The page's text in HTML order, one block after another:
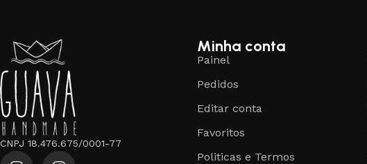
CNPJ 18.476.675/0001-77
Minha conta
Painel
Pedidos
Editar conta
Favoritos
Politicas e Termos